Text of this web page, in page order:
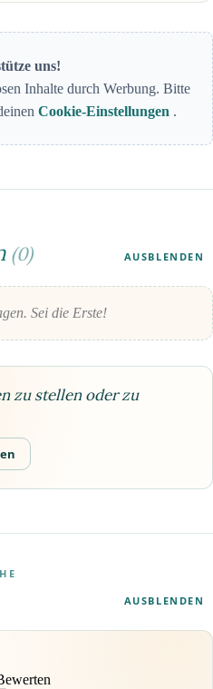
uns!
Inhalte durch Werbung. Bitte
Cookie-Einstellungen .
(0) AUSBLENDEN
Sei die Erste!
zu stellen oder zu
AUSBLENDEN